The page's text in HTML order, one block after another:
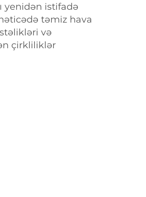
yenidən istifadə
təmiz hava
və
çirkliliklər